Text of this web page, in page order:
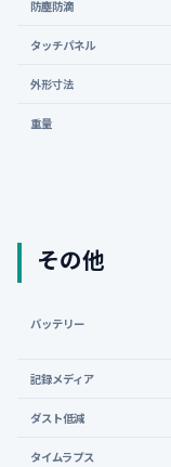
防塵防滴
タッチパネル
外形寸法
重量
その他
バッテリー
記録メディア
ダスト低減
タイムラプス